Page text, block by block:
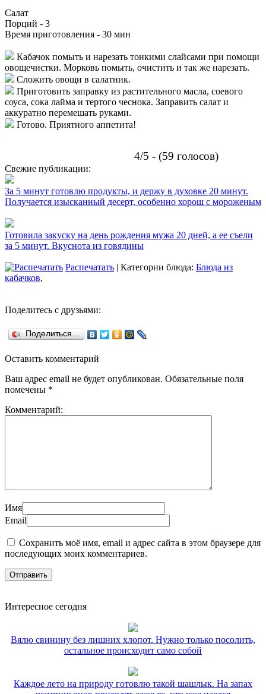
Салат
Порций - 3
Время приготовления - 30 мин
Кабачок помыть и нарезать тонкими слайсами при помощи
овощечистки. Морковь помыть, очистить и так же нарезать.
Сложить овощи в салатник.
Приготовить заправку из растительного масла, соевого
соуса, сока лайма и тертого чеснока. Заправить салат и
аккуратно перемешать руками.
Готово. Приятного аппетита!
4/5 - (59 голосов)
Свежие публикации:
За 5 минут готовлю продукты, и держу в духовке 20 минут.
Получается изысканный десерт, особенно хорош с мороженым
Готовила закуску на день рождения мужа 20 дней, а ее съели
за 5 минут. Вкуснота из говядины
Распечатать | Категории блюда: Блюда из
кабачков,
Поделитесь с друзьями:
Поделиться…
Оставить комментарий
Ваш адрес email не будет опубликован. Обязательные поля
помечены *
Комментарий:
Имя
Email
Сохранить моё имя, email и адрес сайта в этом браузере для
последующих моих комментариев.
Интересное сегодня
Вялю свинину без лишних хлопот. Нужно только посолить,
остальное происходит само собой
Каждое лето на природу готовлю такой шашлык. На запах